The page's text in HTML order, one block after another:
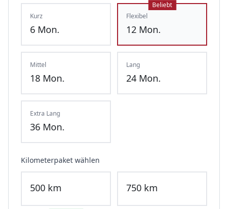
Kurz
6 Mon.
Beliebt
Flexibel
12 Mon.
Mittel
18 Mon.
Lang
24 Mon.
Extra Lang
36 Mon.
Kilometerpaket wählen
500 km 750 km